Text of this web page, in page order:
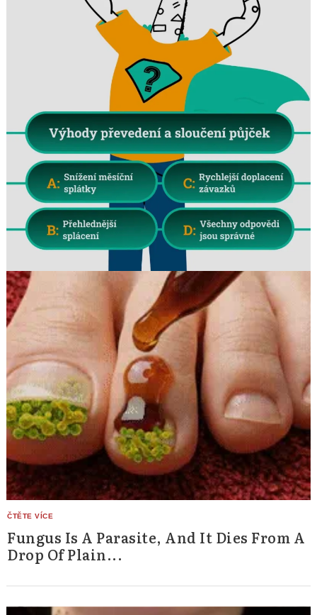
Fungus Is A Parasite, And It Dies From A
Drop Of Plain...